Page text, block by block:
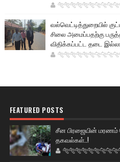
வல்வெட்டித்துறையில்
சிலை அமைப்பதற்கு
விதிக்கப்பட்ட தடை
FEATURED POSTS
சீன பிரஜையின் மரணம்
தகவல்கள்..!